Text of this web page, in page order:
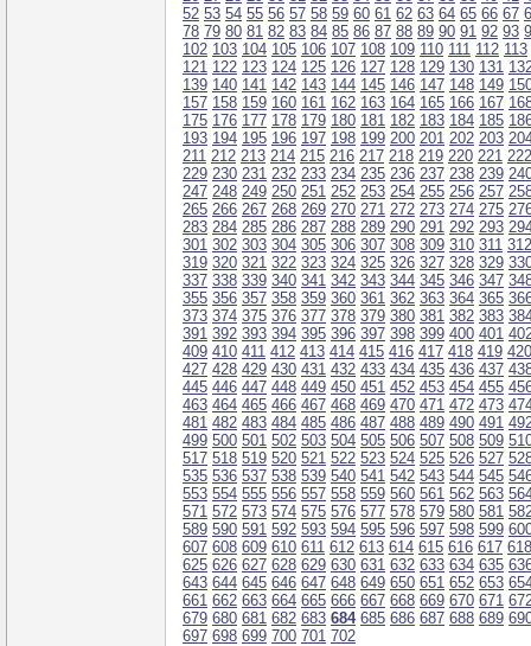
52 53 54 55 56 57 58 59 60 61 62 63 64 65 66 67
78 79 80 81 82 83 84 85 86 87 88 89 90 91 92 93
102 103 104 105 106 107 108 109 110 111 112 113
121 122 123 124 125 126 127 128 129 130 131
139 140 141 142 143 144 145 146 147 148 149
157 158 159 160 161 162 163 164 165 166 167
175 176 177 178 179 180 181 182 183 184 185
193 194 195 196 197 198 199 200 201 202 203
211 212 213 214 215 216 217 218 219 220 221 222
229 230 231 232 233 234 235 236 237 238 239
247 248 249 250 251 252 253 254 255 256 257
265 266 267 268 269 270 271 272 273 274 275
283 284 285 286 287 288 289 290 291 292 293
301 302 303 304 305 306 307 308 309 310 311 312
319 320 321 322 323 324 325 326 327 328 329
337 338 339 340 341 342 343 344 345 346 347
355 356 357 358 359 360 361 362 363 364 365
373 374 375 376 377 378 379 380 381 382 383
391 392 393 394 395 396 397 398 399 400 401
409 410 411 412 413 414 415 416 417 418 419 420
427 428 429 430 431 432 433 434 435 436 437
445 446 447 448 449 450 451 452 453 454 455
463 464 465 466 467 468 469 470 471 472 473
481 482 483 484 485 486 487 488 489 490 491
499 500 501 502 503 504 505 506 507 508 509
517 518 519 520 521 522 523 524 525 526 527
535 536 537 538 539 540 541 542 543 544 545
553 554 555 556 557 558 559 560 561 562 563
571 572 573 574 575 576 577 578 579 580 581
589 590 591 592 593 594 595 596 597 598 599
607 608 609 610 611 612 613 614 615 616 617 618
625 626 627 628 629 630 631 632 633 634 635
643 644 645 646 647 648 649 650 651 652 653
661 662 663 664 665 666 667 668 669 670 671
679 680 681 682 683 684 685 686 687 688 689
697 698 699 700 701 702